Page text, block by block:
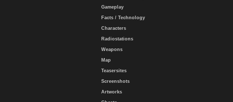
Gameplay
Facts / Technology
Characters
Radiostations
Weapons
Map
Teasersites
Screenshots
Artworks